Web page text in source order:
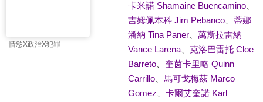
情慾X政治X犯罪
卡米諾 Shamaine Buencamino、
吉姆佩本科 Jim Pebanco、 蒂娜
潘納 Tina Paner、 萬斯拉雷納
Vance Larena、 克洛巴雷托 Cloe
Barreto、 奎茵卡里略 Quinn
Carrillo、 馬可戈梅茲 Marco
Gomez
卡爾艾奎諾 Karl